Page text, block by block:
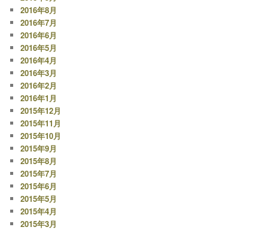
2016年8月
2016年7月
2016年6月
2016年5月
2016年4月
2016年3月
2016年2月
2016年1月
2015年12月
2015年11月
2015年10月
2015年9月
2015年8月
2015年7月
2015年6月
2015年5月
2015年4月
2015年3月